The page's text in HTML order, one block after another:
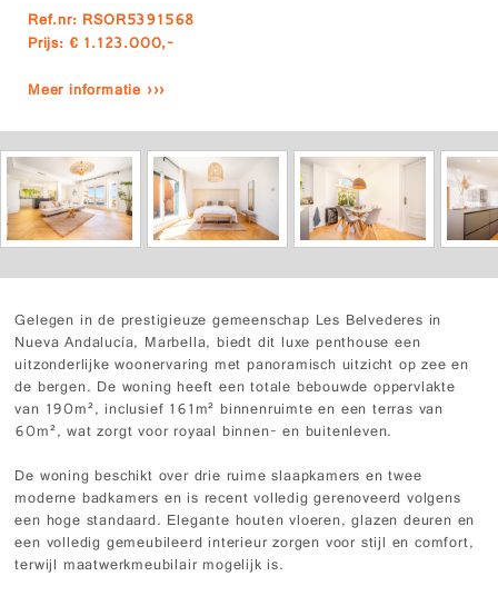
Ref.nr: RSOR5391568
Prijs: € 1.123.000,-
Meer informatie ›››
Gelegen in de prestigieuze gemeenschap Les Belvederes in
Nueva Andalucía, Marbella, biedt dit luxe penthouse een
uitzonderlijke woonervaring met panoramisch uitzicht op zee en
de bergen. De woning heeft een totale bebouwde oppervlakte
van 190m², inclusief 161m² binnenruimte en een terras van
60m², wat zorgt voor royaal binnen- en buitenleven.
De woning beschikt over drie ruime slaapkamers en twee
moderne badkamers en is recent volledig gerenoveerd volgens
een hoge standaard. Elegante houten vloeren, glazen deuren en
een volledig gemeubileerd interieur zorgen voor stijl en comfort,
terwijl maatwerkmeubilair mogelijk is.